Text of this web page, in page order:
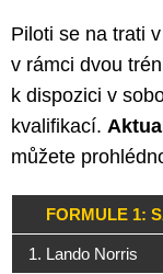
Piloti se na trati
v rámci dvou
k dispozici v
kvalifikací.
můžete
FORMULE 1:
1. Lando Norris